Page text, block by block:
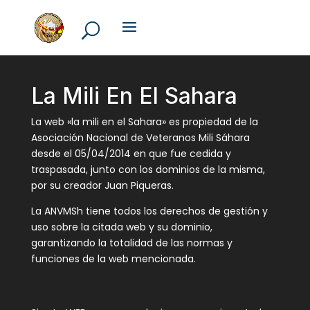
La Mili En El Sahara
La web «la mili en el Sahara» es propiedad de la
Asociación Nacional de Veteranos Mili Sáhara
desde el 05/04/2014 en que fue cedida y
traspasada, junto con los dominios de la misma,
por su creador Juan Piqueras.
La ANVMSh tiene todos los derechos de gestión y
uso sobre la citada web y su dominio,
garantizando la totalidad de las normas y
funciones de la web mencionada.